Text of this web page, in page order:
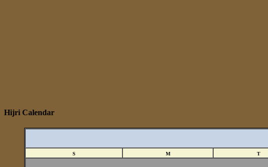
Hijri Calendar
S
M T